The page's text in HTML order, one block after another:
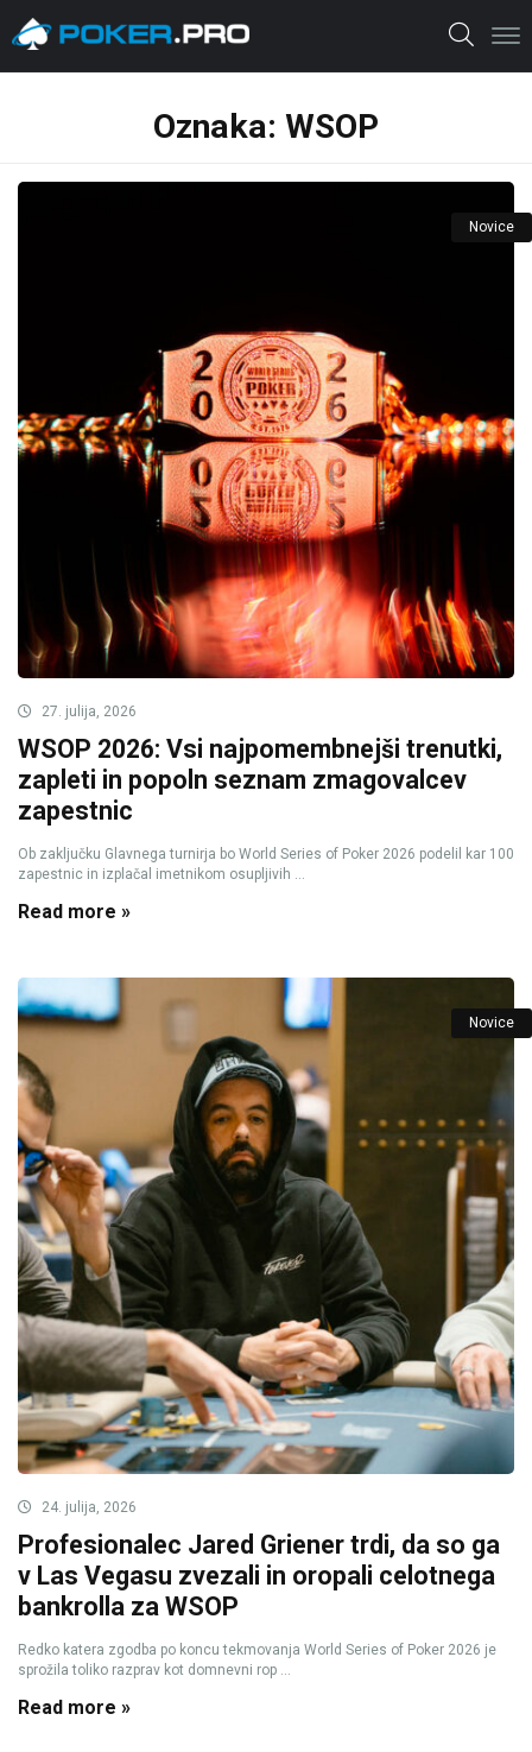
Oznaka: WSOP
Novice
27. julija, 2026
WSOP 2026: Vsi najpomembnejši trenutki,
zapleti in popoln seznam zmagovalcev
zapestnic
Ob zaključku Glavnega turnirja bo World Series of Poker 2026 podelil kar 100
zapestnic in izplačal imetnikom osupljivih ...
Read more »
Novice
24. julija, 2026
Profesionalec Jared Griener trdi, da so ga
v Las Vegasu zvezali in oropali celotnega
bankrolla za WSOP
Redko katera zgodba po koncu tekmovanja World Series of Poker 2026 je
sprožila toliko razprav kot domnevni rop ...
Read more »